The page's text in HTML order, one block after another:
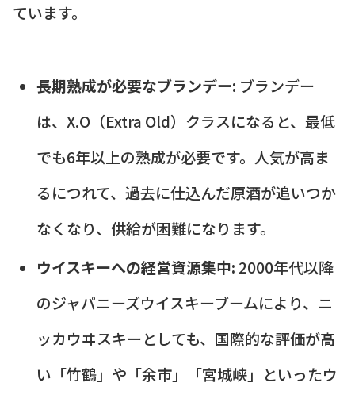
ています。
長期熟成が必要なブランデー: ブランデー
は、X.O（Extra Old）クラスになると、最低
でも6年以上の熟成が必要です。人気が高ま
るにつれて、過去に仕込んだ原酒が追いつか
なくなり、供給が困難になります。
ウイスキーへの経営資源集中: 2000年代以降
のジャパニーズウイスキーブームにより、ニ
ッカウヰスキーとしても、国際的な評価が高
い「竹鶴」や「余市」「宮城峡」といったウ